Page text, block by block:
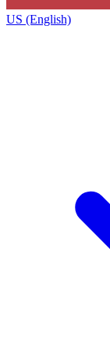
US (English)